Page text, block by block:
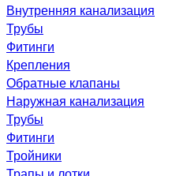
Внутренняя канализация
Трубы
Фитинги
Крепления
Обратные клапаны
Наружная канализация
Трубы
Фитинги
Тройники